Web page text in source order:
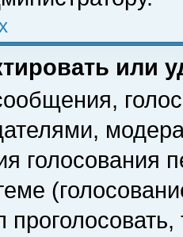
или
голосования